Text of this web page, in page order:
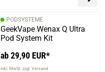
PODSYSTEME
GeekVape Wenax Q Ultra
Pod System Kit
ab 29,90 EUR*
inkl. MwSt. zzgl. Versand